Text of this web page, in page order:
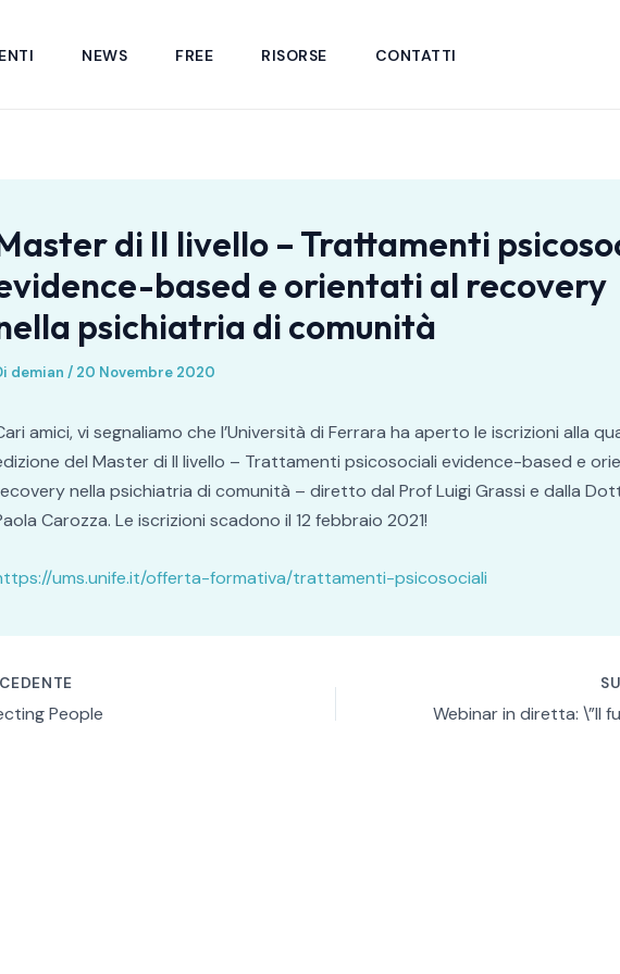
NEWS FREE RISORSE CONTATTI
di II livello – Trattamenti
based e orientati al recovery
psichiatria di comunità
demian / 20 Novembre 2020
amici, vi segnaliamo che l’Università di Ferrara ha aperto le iscrizioni alla
del Master di II livello – Trattamenti psicosociali evidence-based e
nella psichiatria di comunità – diretto dal Prof Luigi Grassi e dalla
Carozza. Le iscrizioni scadono il 12 febbraio 2021!
ums.unife.it/offerta-formativa/trattamenti-psicosociali
People